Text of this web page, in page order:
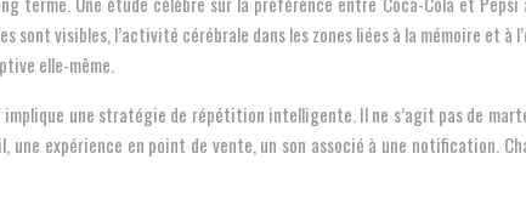
visibles, l’activité cérébrale dans les zones liées à la mémoire et à
elle-même.
une stratégie de répétition intelligente. Il ne s’agit pas de
expérience en point de vente, un son associé à une notification.